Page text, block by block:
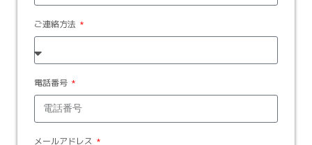
ご連絡方法
電話番号
メールアドレス